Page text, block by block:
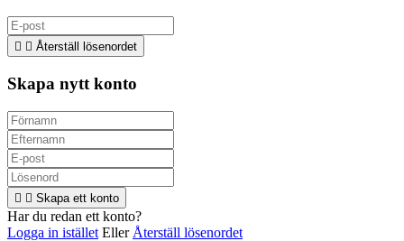
  Återställ lösenordet
Skapa nytt konto
  Skapa ett konto
Har du redan ett konto?
Logga in istället Eller Återställ lösenordet